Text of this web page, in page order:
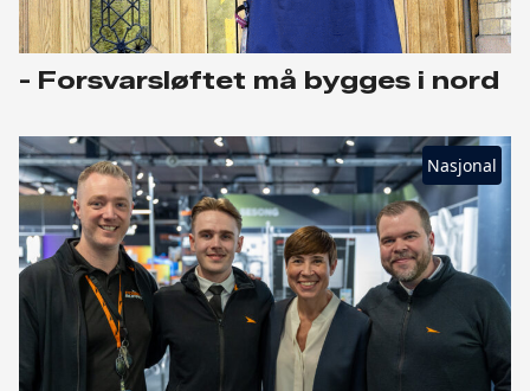
- Forsvarsløftet må bygges i nord
Nasjonal